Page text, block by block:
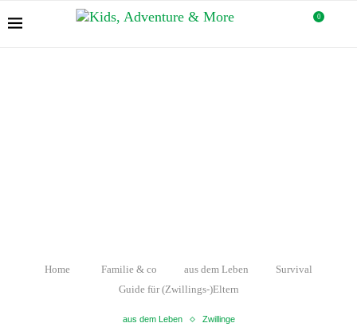
0
Home Familie & co aus dem Leben
Survival
Guide für (Zwillings-)Eltern
aus dem Leben Zwillinge